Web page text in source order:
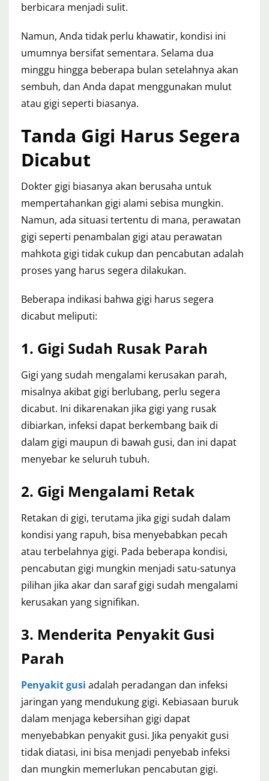
berbicara menjadi sulit.
Namun, Anda tidak perlu khawatir, kondisi ini
umumnya bersifat sementara. Selama dua
minggu hingga beberapa bulan setelahnya akan
sembuh, dan Anda dapat menggunakan mulut
atau gigi seperti biasanya.
Tanda Gigi Harus Segera
Dicabut
Dokter gigi biasanya akan berusaha untuk
mempertahankan gigi alami sebisa mungkin.
Namun, ada situasi tertentu di mana, perawatan
gigi seperti penambalan gigi atau perawatan
mahkota gigi tidak cukup dan pencabutan adalah
proses yang harus segera dilakukan.
Beberapa indikasi bahwa gigi harus segera
dicabut meliputi:
1. Gigi Sudah Rusak Parah
Gigi yang sudah mengalami kerusakan parah,
misalnya akibat gigi berlubang, perlu segera
dicabut. Ini dikarenakan jika gigi yang rusak
dibiarkan, infeksi dapat berkembang baik di
dalam gigi maupun di bawah gusi, dan ini dapat
menyebar ke seluruh tubuh.
2. Gigi Mengalami Retak
Retakan di gigi, terutama jika gigi sudah dalam
kondisi yang rapuh, bisa menyebabkan pecah
atau terbelahnya gigi. Pada beberapa kondisi,
pencabutan gigi mungkin menjadi satu-satunya
pilihan jika akar dan saraf gigi sudah mengalami
kerusakan yang signifikan.
3. Menderita Penyakit Gusi
Parah
Penyakit gusi adalah peradangan dan infeksi
jaringan yang mendukung gigi. Kebiasaan buruk
dalam menjaga kebersihan gigi dapat
menyebabkan penyakit gusi. Jika penyakit gusi
tidak diatasi, ini bisa menjadi penyebab infeksi
dan mungkin memerlukan pencabutan gigi.